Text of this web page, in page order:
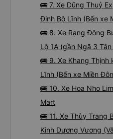
🚌 7. Xe Dũng Thuỷ
Đinh Bộ Lĩnh (Bến xe
🚌 8. Xe Rạng Đông
Lộ 1A (gần Ngã 3 Tân
🚌 9. Xe Khang Thịnh
Lĩnh (Bến xe Miền
🚌 10. Xe Hoa Nho
Mart
🚌 11. Xe Thùy Trang
Kinh Dương Vương